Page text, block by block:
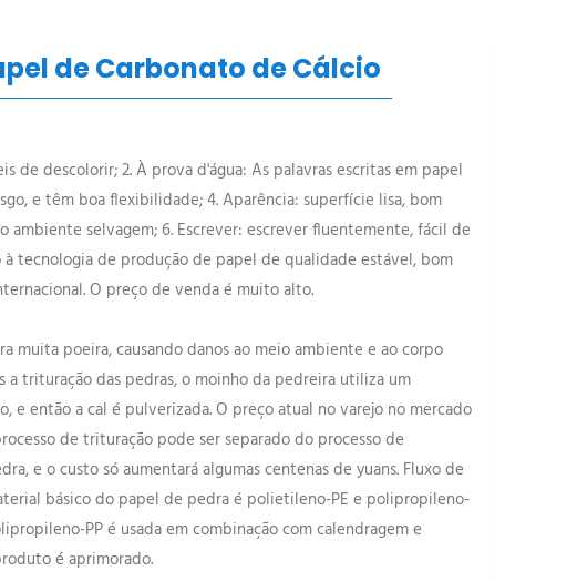
de Carbonato de Cálcio
de descolorir; 2. À prova d'água: As palavras escritas em papel
e têm boa flexibilidade; 4. Aparência: superfície lisa, bom
selvagem; 6. Escrever: escrever fluentemente, fácil de
à tecnologia de produção de papel de qualidade estável, bom
O preço de venda é muito alto.
muita poeira, causando danos ao meio ambiente e ao corpo
trituração das pedras, o moinho da pedreira utiliza um
e então a cal é pulverizada. O preço atual no varejo no mercado
de trituração pode ser separado do processo de
e o custo só aumentará algumas centenas de yuans. Fluxo de
básico do papel de pedra é polietileno-PE e polipropileno-
PP é usada em combinação com calendragem e
é aprimorado.